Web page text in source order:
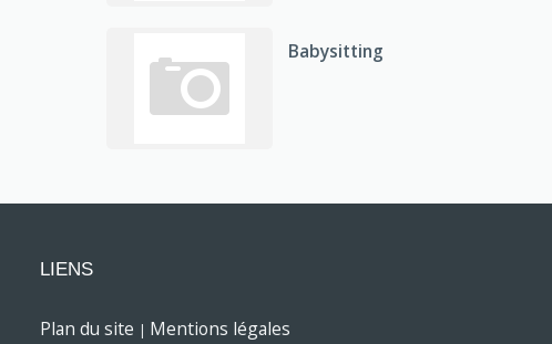
Babysitting
LIENS
Plan du site | Mentions légales